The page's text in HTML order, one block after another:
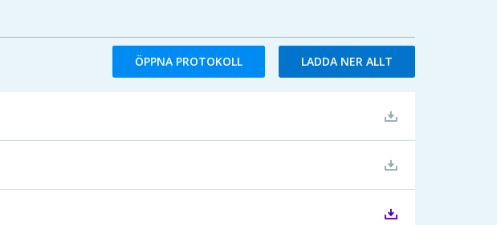
ÖPPNA PROTOKOLL LADDA NER ALLT